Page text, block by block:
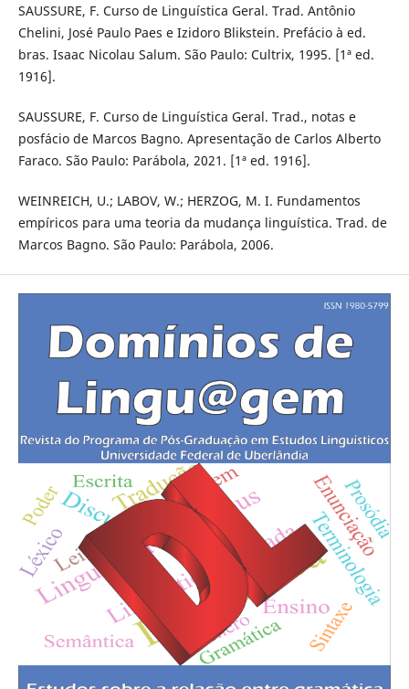
SAUSSURE, F. Curso de Linguística Geral. Trad. Antônio
Chelini, José Paulo Paes e Izidoro Blikstein. Prefácio à ed.
bras. Isaac Nicolau Salum. São Paulo: Cultrix, 1995. [1ª ed.
1916].
SAUSSURE, F. Curso de Linguística Geral. Trad., notas e
posfácio de Marcos Bagno. Apresentação de Carlos Alberto
Faraco. São Paulo: Parábola, 2021. [1ª ed. 1916].
WEINREICH, U.; LABOV, W.; HERZOG, M. I. Fundamentos
empíricos para uma teoria da mudança linguística. Trad. de
Marcos Bagno. São Paulo: Parábola, 2006.